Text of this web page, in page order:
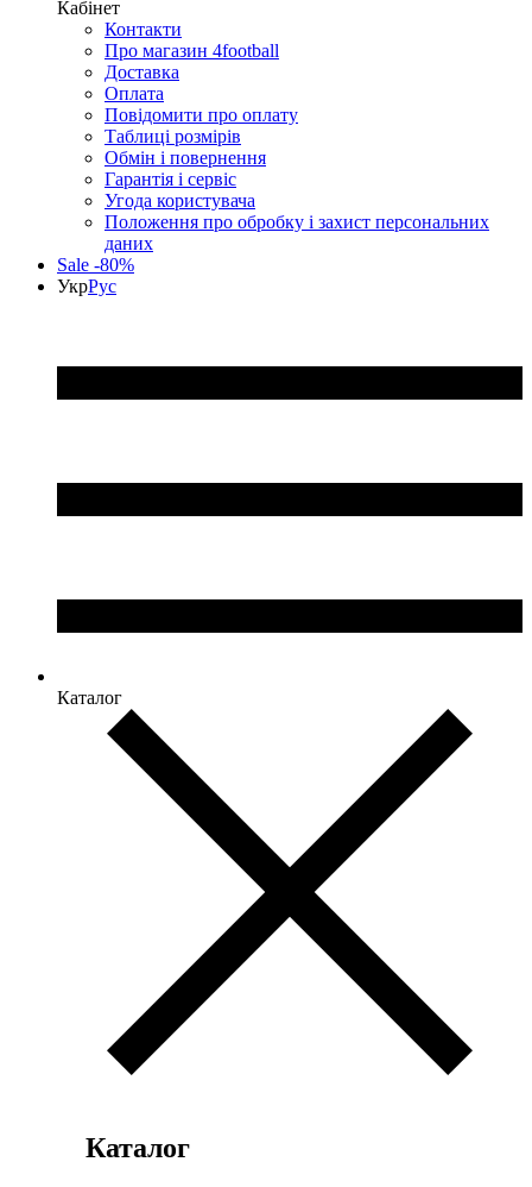
Кабінет
Контакти
Про магазин 4football
Доставка
Оплата
Повідомити про оплату
Таблиці розмірів
Обмін і повернення
Гарантія і сервіс
Угода користувача
Положення про обробку і захист персональних
даних
Sale -80%
УкрРус
Каталог
Каталог